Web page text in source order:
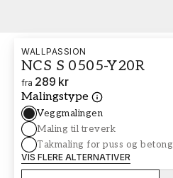
WALLPASSION
NCS S 0505-Y20R
fra 289 kr
Malingstype
Veggmalingen
Maling til treverk
Takmaling for puss og betong
VIS FLERE ALTERNATIVER